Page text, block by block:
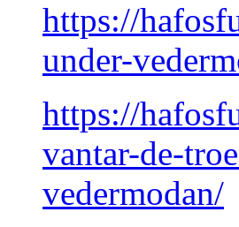
https://
under-
https://
vantar-de-
vedermodan/